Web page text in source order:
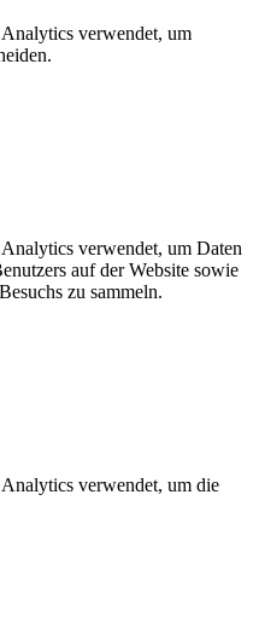
verwendet, um
verwendet, um Daten
auf der Website sowie
zu sammeln.
verwendet, um die